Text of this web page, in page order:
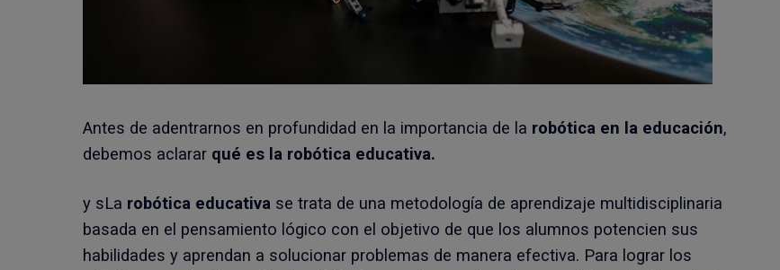
Antes de adentrarnos en profundidad en la importancia de la robótica en la educación,
debemos aclarar qué es la robótica educativa.
y sLa robótica educativa se trata de una metodología de aprendizaje multidisciplinaria
basada en el pensamiento lógico con el objetivo de que los alumnos potencien sus
habilidades y aprendan a solucionar problemas de manera efectiva. Para lograr los